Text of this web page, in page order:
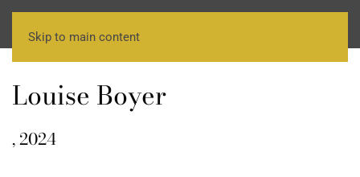
Skip to main content
Louise Boyer
, 2024